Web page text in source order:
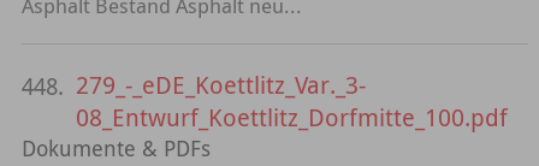
448. 279_-_eDE_Koettlitz_Var._3-
08_Entwurf_Koettlitz_Dorfmitte_100.pdf
Dokumente & PDFs